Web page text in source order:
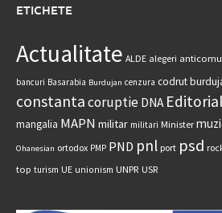
ETICHETE
Actualitate ALDE alegeri
bancuri Basarabia Burdujan cenzura codrut
constantacoruptie DNA Editorial
mangalia MAPN militar militari Minister
Ohanesian ortodox PMP PND pnl port psd
top turism UE unionism UNPR USR